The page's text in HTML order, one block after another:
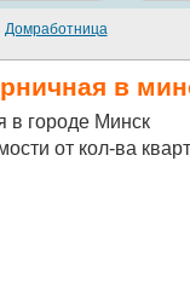
Домработница
в
в городе Минск
от кол-ва